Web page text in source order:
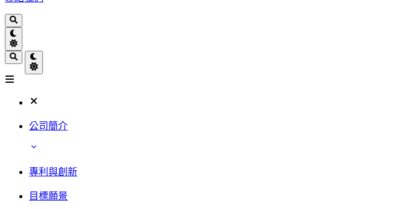
公司簡介
專利與創新
目標願景